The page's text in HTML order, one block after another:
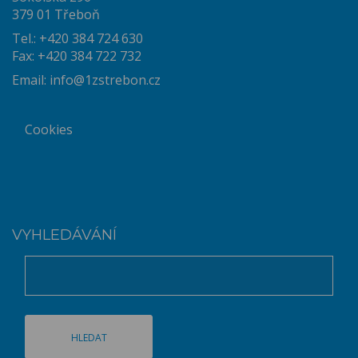
379 01 Třeboň
Tel.: +420 384 724 630
Fax: +420 384 722 732
Email: info@1zstrebon.cz
Cookies
VYHLEDÁVÁNÍ